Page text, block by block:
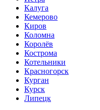
Калуга
Кемерово
Киров
Коломна
Королёв
Кострома
Котельники
Красногорск
Курган
Курск
Липецк